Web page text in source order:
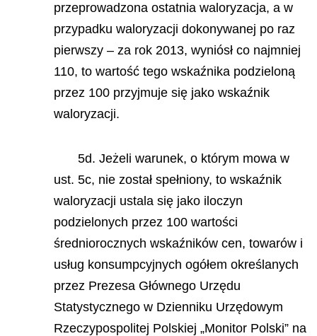
przeprowadzona ostatnia waloryzacja, a w
przypadku waloryzacji dokonywanej po raz
pierwszy – za rok 2013, wyniósł co najmniej
110, to wartość tego wskaźnika podzieloną
przez 100 przyjmuje się jako wskaźnik
waloryzacji.
5d. Jeżeli warunek, o którym mowa w
ust. 5c, nie został spełniony, to wskaźnik
waloryzacji ustala się jako iloczyn
podzielonych przez 100 wartości
średniorocznych wskaźników cen, towarów i
usług konsumpcyjnych ogółem określanych
przez Prezesa Głównego Urzędu
Statystycznego w Dzienniku Urzędowym
Rzeczypospolitej Polskiej „Monitor Polski” na